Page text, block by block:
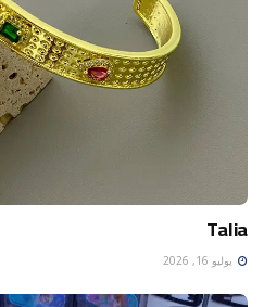
Talia
يوليو 16, 2026